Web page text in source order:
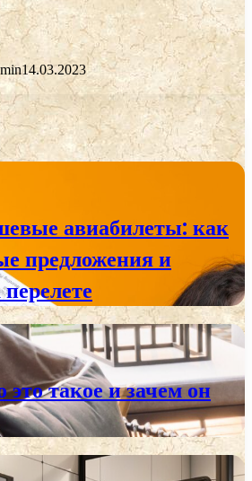
14.03.2023
авиабилеты: как
предложения и
такое и зачем он